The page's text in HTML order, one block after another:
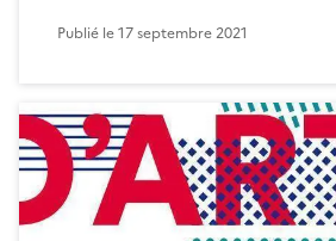
Publié le17 septembre 2021